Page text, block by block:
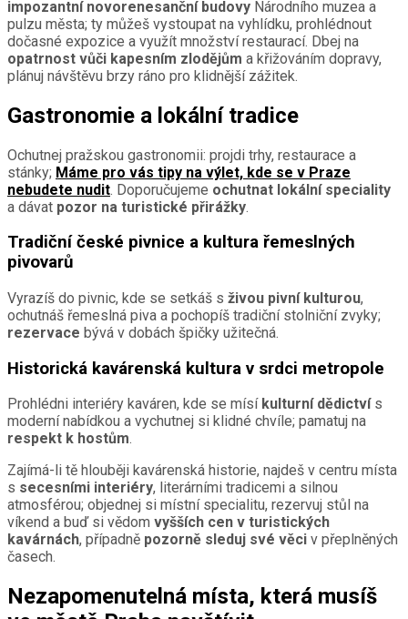
impozantní novorenesanční budovy Národního muzea a
pulzu města; ty můžeš vystoupat na vyhlídku, prohlédnout
dočasné expozice a využít množství restaurací. Dbej na
opatrnost vůči kapesním zlodějům a křižováním dopravy,
plánuj návštěvu brzy ráno pro klidnější zážitek.
Gastronomie a lokální tradice
Ochutnej pražskou gastronomii: projdi trhy, restaurace a
stánky; Máme pro vás tipy na výlet, kde se v Praze
nebudete nudit. Doporučujeme ochutnat lokální speciality
a dávat pozor na turistické přirážky.
Tradiční české pivnice a kultura řemeslných
pivovarů
Vyrazíš do pivnic, kde se setkáš s živou pivní kulturou,
ochutnáš řemeslná piva a pochopíš tradiční stolniční zvyky;
rezervace bývá v dobách špičky užitečná.
Historická kavárenská kultura v srdci metropole
Prohlédni interiéry kaváren, kde se mísí kulturní dědictvís
moderní nabídkou a vychutnej si klidné chvíle; pamatuj na
respekt k hostům.
Zajímá-li tě hlouběji kavárenská historie, najdeš v centru místa
s secesními interiéry, literárními tradicemi a silnou
atmosférou; objednej si místní specialitu, rezervuj stůl na
víkend a buď si vědom vyšších cen v turistických
kavárnách, případně pozorně sleduj své věci v přeplněných
časech.
Nezapomenutelná místa, která musíš